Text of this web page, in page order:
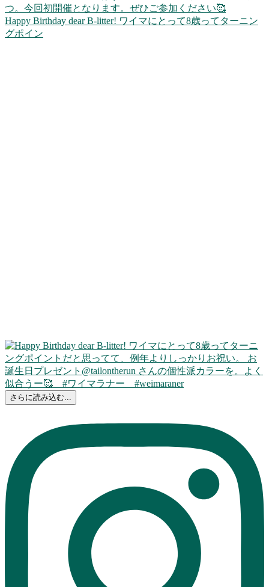
Happy Birthday dear B-litter! ワイマにとって8歳ってターニン
グポイン
さらに読み込む...